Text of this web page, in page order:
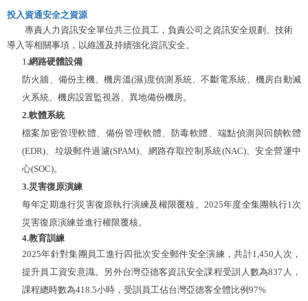
投入資通安全之資源
專責人力資訊安全單位共三位員工，負責公司之資訊安全規劃、技術
導入等相關事項，以維護及持續強化資訊安全。
1.網路硬體設備
防火牆、備份主機、機房溫(濕)度偵測系統、不斷電系統、機房自動滅
火系統、機房設置監視器、異地備份機房。
2.軟體系統
檔案加密管理軟體、備份管理軟體、防毒軟體、端點偵測與回饋軟體
(EDR)、垃圾郵件過濾(SPAM)、網路存取控制系統(NAC)、安全營運中
心(SOC)。
3.災害復原演練
每年定期進行災害復原執行演練及權限覆核。2025年度全集團執行1次
災害復原演練並進行權限覆核。
4.教育訓練
2025年針對集團員工進行四批次安全郵件安全演練，共計1,450人次，
提升員工資安意識。另外台灣亞德客資訊安全課程受訓人數為837人，
課程總時數為418.5小時，受訓員工佔台灣亞德客全體比例97%